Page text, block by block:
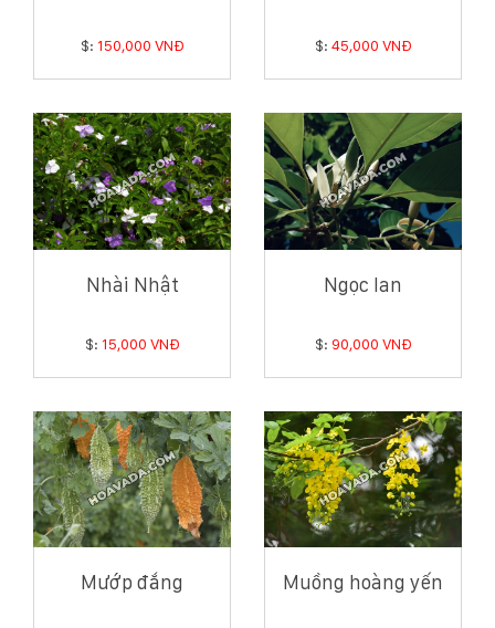
$: 150,000 VNĐ $: 45,000 VNĐ
Nhài Nhật
$: 15,000 VNĐ
Ngọc lan
$: 90,000 VNĐ
Mướp đắng Muồng hoàng yến